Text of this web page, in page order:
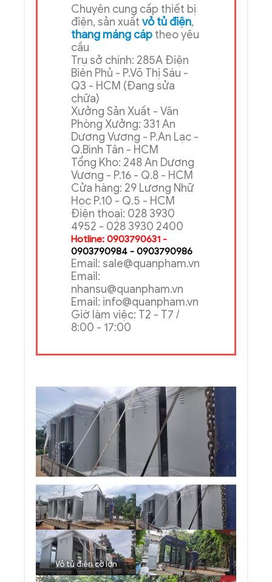
CÔNG TY TNHH
THIẾT BỊ ĐIỆN CÔNG
NGHIỆP QUÂN PHẠM
Chuyên cung cấp thiết bị
điện, sản xuấtvỏ tủ điện
thang máng cáp
cầu
Trụ sở chính: 285A Điện
Biên Phủ - P.Võ Thị Sáu -
Q3 - HCM (Đang sửa
chữa)
Xưởng Sản Xuất - Văn
Phòng Xưởng: 331 An
Dương Vương - P.An Lạc -
Q.Bình Tân - HCM
Tổng Kho: 248 An Dương
Vương - P.16 - Q.8 - HCM
Cửa hàng: 29 Lương Nhữ
Học P.10 - Q.5 - HCM
Điện thoại: 028 3930
4952 - 028 3930 2400
Hotline: 0903790631 -
0903790984 - 0903790986
Email: sale@quanpham.vn
nhansu@quanpham.vn
8:00 - 17:00